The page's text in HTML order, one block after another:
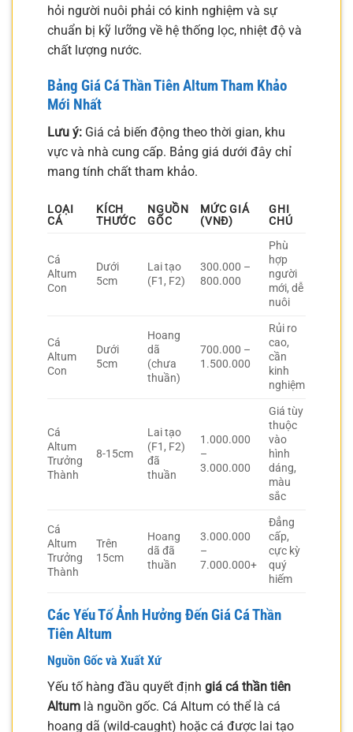
hỏi người nuôi phải có kinh nghiệm và sự
chuẩn bị kỹ lưỡng về hệ thống lọc, nhiệt độ và
chất lượng nước.
Bảng Giá Cá Thần Tiên Altum Tham Khảo
Mới Nhất
Lưu ý: Giá cả biến động theo thời gian, khu
vực và nhà cung cấp. Bảng giá dưới đây chỉ
mang tính chất tham khảo.
LOẠI
CÁ
KÍCH
THƯỚC
NGUỒN
GỐC
MỨC GIÁ
(VNĐ)
GHI
CHÚ
Cá
Altum
Con
Dưới
5cm
Lai tạo
(F1, F2)
300.000 –
800.000
Phù
hợp
người
mới, dễ
nuôi
Cá
Altum
Con
Dưới
5cm
Hoang
dã
(chưa
thuần)
700.000 –
1.500.000
Rủi ro
cao,
cần
kinh
nghiệm
Cá
Altum
Trưởng
Thành
8-15cm
Lai tạo
(F1, F2)
đã
thuần
1.000.000
–
3.000.000
Giá tùy
thuộc
vào
hình
dáng,
màu
sắc
Cá
Altum
Trưởng
Thành
Trên
15cm
Hoang
dã đã
thuần
3.000.000
–
7.000.000+
Đẳng
cấp,
cực kỳ
quý
hiếm
Các Yếu Tố Ảnh Hưởng Đến Giá Cá Thần
Tiên Altum
Nguồn Gốc và Xuất Xứ
Yếu tố hàng đầu quyết định giá cá thần tiên
Altum là nguồn gốc. Cá Altum có thể là cá
hoang dã (wild-caught) hoặc cá được lai tạo